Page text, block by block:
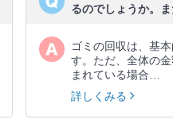
るのでしょうか。
ゴミの回収は、基
す。ただ、全体の
まれている場合…
詳しくみる